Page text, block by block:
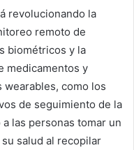
revolucionando la
remoto de
biométricos y la
medicamentos y
como los
de seguimiento de la
las personas tomar un
salud al recopilar